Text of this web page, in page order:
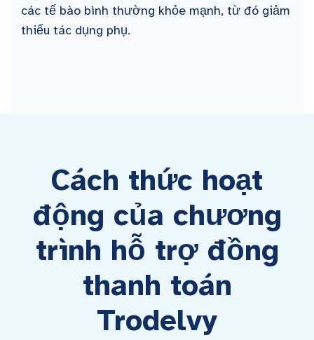
các tế bào bình thường khỏe mạnh, từ đó giảm
thiểu tác dụng phụ.
Cách thức hoạt
động của chương
trình hỗ trợ đồng
thanh toán
Trodelvy